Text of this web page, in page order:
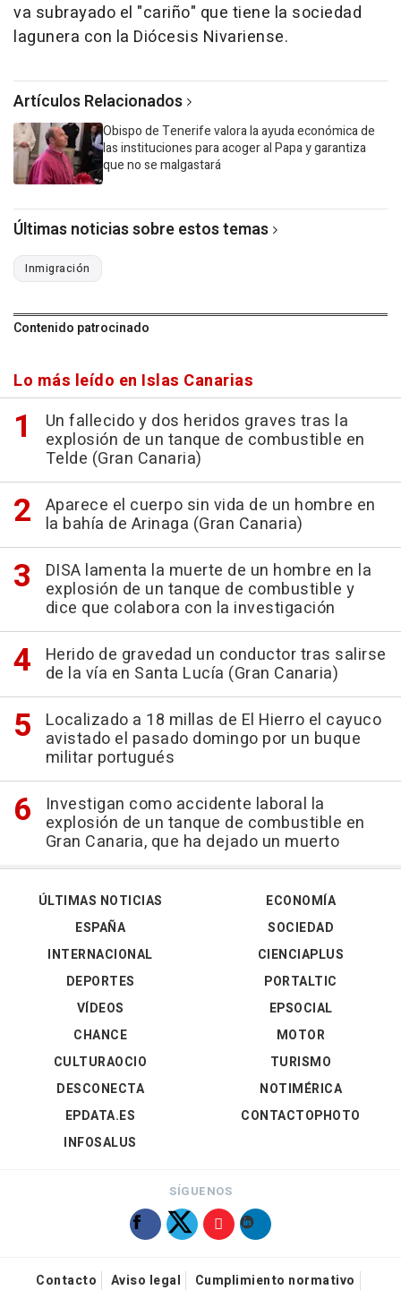
va subrayado el "cariño" que tiene la sociedad
lagunera con la Diócesis Nivariense.
Artículos Relacionados
Obispo de Tenerife valora la ayuda económica de
las instituciones para acoger al Papa y garantiza
que no se malgastará
Últimas noticias sobre estos temas
Inmigración
Contenido patrocinado
Lo más leído en Islas Canarias
Un fallecido y dos heridos graves tras la
explosión de un tanque de combustible en
Telde (Gran Canaria)
Aparece el cuerpo sin vida de un hombre en
la bahía de Arinaga (Gran Canaria)
DISA lamenta la muerte de un hombre en la
explosión de un tanque de combustible y
dice que colabora con la investigación
Herido de gravedad un conductor tras salirse
de la vía en Santa Lucía (Gran Canaria)
Localizado a 18 millas de El Hierro el cayuco
avistado el pasado domingo por un buque
militar portugués
Investigan como accidente laboral la
explosión de un tanque de combustible en
Gran Canaria, que ha dejado un muerto
ÚLTIMAS NOTICIAS
ESPAÑA
INTERNACIONAL
DEPORTES
VÍDEOS
ECONOMÍA
SOCIEDAD
CIENCIAPLUS
PORTALTIC
EPSOCIAL
CHANCE
CULTURAOCIO
DESCONECTA
EPDATA.ES
INFOSALUS
MOTOR
TURISMO
NOTIMÉRICA
CONTACTOPHOTO
SÍGUENOS
Contacto Aviso legal Cumplimiento normativo